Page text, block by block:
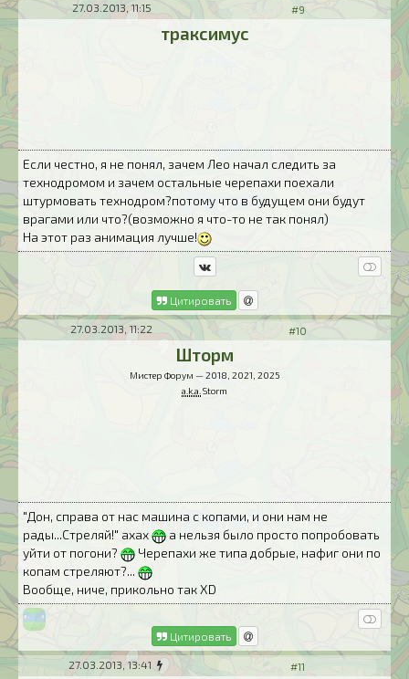
27.03.2013, 11:15 #9
траксимус
Если честно, я не понял, зачем Лео начал следить за
технодромом и зачем остальные черепахи поехали
штурмовать технодром?потому что в будущем они будут
врагами или что?(возможно я что-то не так понял)
На этот раз анимация лучше!
Цитировать
27.03.2013, 11:22 #10
Шторм
Мистер Форум — 2018, 2021, 2025
a.k.a. Storm
"Дон, справа от нас машина с копами, и они нам не
рады...Стреляй!" ахах
а нельзя было просто попробовать
уйти от погони?
Черепахи же типа добрые, нафиг они по
копам стреляют?...
Вообще, ниче, прикольно так ХD
Цитировать
27.03.2013, 13:41 #11